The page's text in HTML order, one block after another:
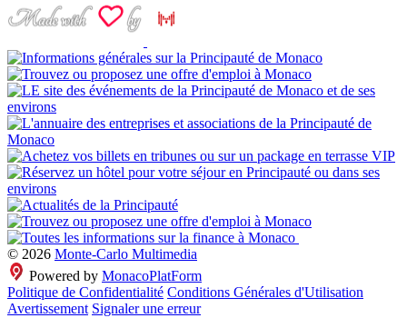
© 2026 Monte-Carlo Multimedia
Powered by MonacoPlatForm
Politique de Confidentialité Conditions Générales d'Utilisation
Avertissement Signaler une erreur